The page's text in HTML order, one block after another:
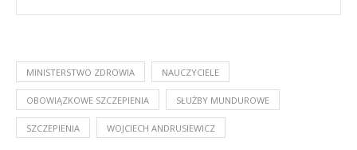
MINISTERSTWO ZDROWIA NAUCZYCIELE
OBOWIĄZKOWE SZCZEPIENIA SŁUŻBY MUNDUROWE
SZCZEPIENIA WOJCIECH ANDRUSIEWICZ